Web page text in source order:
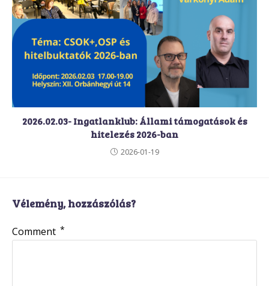
2026.02.03- Ingatlanklub: Állami támogatások és
hitelezés 2026-ban
2026-01-19
Vélemény, hozzászólás?
Comment *